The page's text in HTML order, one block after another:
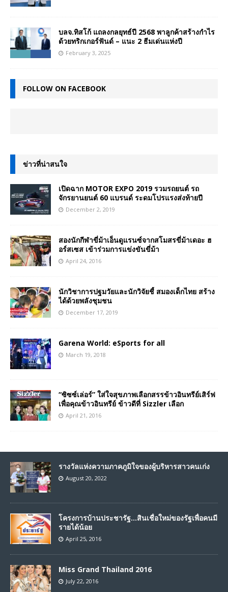
บลจ.ทิสโก้ แถลงกลยุทธ์ปี 2568 พาลูกค้าสร้างกำไร
ด้วยทริกเกอร์ฟันด์ – แนะ 2 ธีมเด่นแห่งปี
February 3, 2025
FOLLOW ON FACEBOOK
ข่าวที่น่าสนใจ
เปิดฉาก MOTOR EXPO 2019 รวมรถยนต์ รถ
จักรยานยนต์ 60 แบรนด์ ระดมโปรแรงส่งท้ายปี
December 2, 2019
สองนักกีฬาขี่ม้าเอ็นดูแรนซ์จากสโมสรขี่ม้าเดอะ ฮ
อร์สเซส เข้าร่วมการแข่งขันขี่ม้า
April 24, 2016
นักวิชาการปฐมวัยและนักวิจัยชี้ สมองเด็กไทย สร้าง
ได้ด้วยพลังชุมชน
December 17, 2019
Garena World: eSports for all
March 19, 2018
“ซิซซ์เล่อร์” ใส่ใจสุขภาพเลือกสรรข้าวอินทรีย์เสิร์ฟ
เพื่อคุณข้าวอินทรีย์ ข้าวดีที่ Sizzler เลือก
April 21, 2016
รางวัลแห่งความภาคภูมิใจของผู้บริหารสาวคนเก่ง
August 20, 2022
โครงการบ้านประชารัฐ…สินเชื่อใหม่ของรัฐเพื่อคนมี
รายได้น้อย
April 25, 2016
Miss Grand Thailand 2016
July 22, 2016